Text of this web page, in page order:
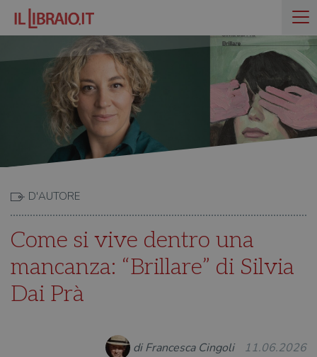
D'AUTORE
Come si vive dentro una
mancanza: “Brillare” di Silvia
Dai Prà
di Francesca Cingoli 11.06.2026